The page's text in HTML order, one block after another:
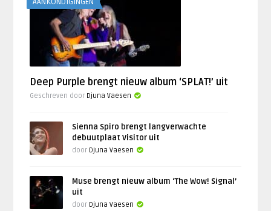
Deep Purple brengt nieuw album ‘SPLAT!’ uit
Geschreven door Djuna Vaesen
Sienna Spiro brengt langverwachte
debuutplaat Visitor uit
door Djuna Vaesen
Muse brengt nieuw album ‘The Wow! Signal’
uit
door Djuna Vaesen